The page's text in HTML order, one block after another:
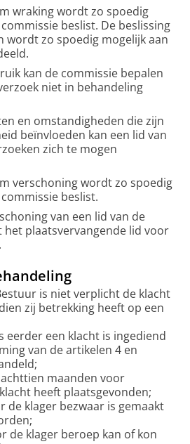
wraking wordt zo spoedig
beslist. De beslissing
wordt zo spoedig mogelijk aan
kan de commissie bepalen
niet in behandeling
en omstandigheden die zijn
beïnvloeden kan een lid van
zich te mogen
verschoning wordt zo spoedig
beslist.
van een lid van de
plaatsvervangende lid voor
is niet verplicht de klacht
zij betrekking heeft op een
eerder een klacht is ingediend
van de artikelen 4 en
maanden voor
heeft plaatsgevonden;
de klager bezwaar is gemaakt
de klager beroep kan of kon